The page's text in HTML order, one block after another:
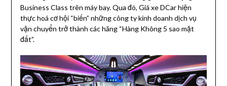
Business Class trên máy bay. Qua đó, Giá xe DCar hiện
thực hoá cơ hội “biến” những công ty kinh doanh dịch vụ
vận chuyển trở thành các hãng “Hàng Không 5 sao mặt
đất”.